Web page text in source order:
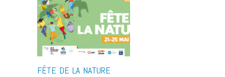
FÊTE DE LA NATURE